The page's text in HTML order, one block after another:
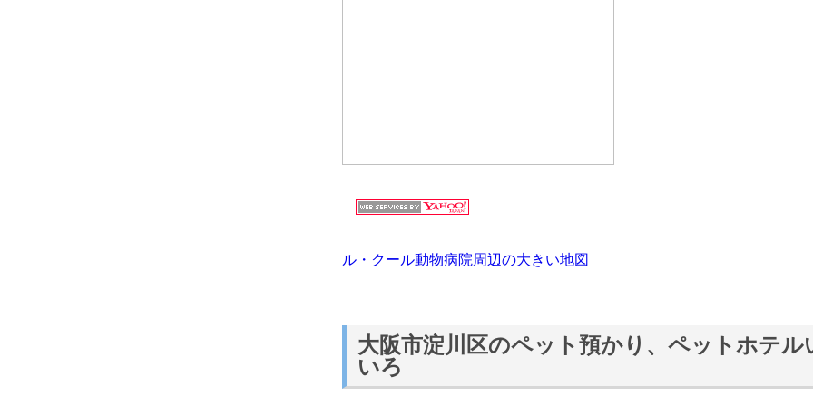
ル・クール動物病院周辺の大きい地図
大阪市淀川区のペット預かり、ペットホテル
いろ